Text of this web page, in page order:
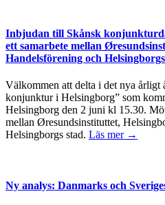
Inbjudan till Skånsk
ett samarbete mellan
Handelsförening och
Välkommen att delta i det nya årligt
konjunktur i Helsingborg” som
Helsingborg den 2 juni kl 15.30.
mellan Øresundsinstituttet,
Helsingborgs stad. Läs mer →
Ny analys: Danmarks och